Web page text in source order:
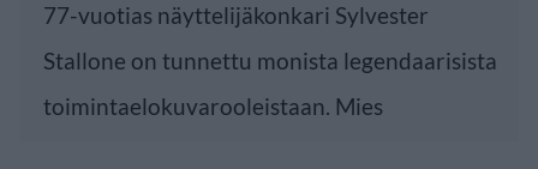
77-vuotias näyttelijäkonkari Sylvester
Stallone on tunnettu monista legendaarisista
toimintaelokuvarooleistaan. Mies